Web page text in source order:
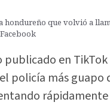
hondureño que volvió a
publicado en
policía más guapo
rápidamente